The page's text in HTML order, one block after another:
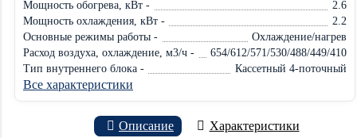
Мощность обогрева, кВт -
2.6
Мощность охлаждения, кВт -
2.2
Основные режимы работы -
Охлаждение/нагрев
Расход воздуха, охлаждение, м3/ч -
654/612/571/530/488/449/410
Тип внутреннего блока -
Кассетный 4-поточный
Все характеристики
Описание
Характеристики